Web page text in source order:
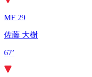
MF 29
佐藤 大樹
67’